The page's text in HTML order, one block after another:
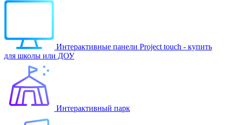
Интерактивные панели Project touch - купить
для школы или ДОУ
Интерактивный парк